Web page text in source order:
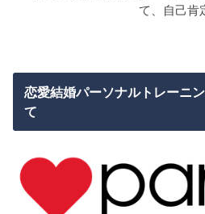
て、自己肯
恋愛結婚パーソナルトレーニ
て